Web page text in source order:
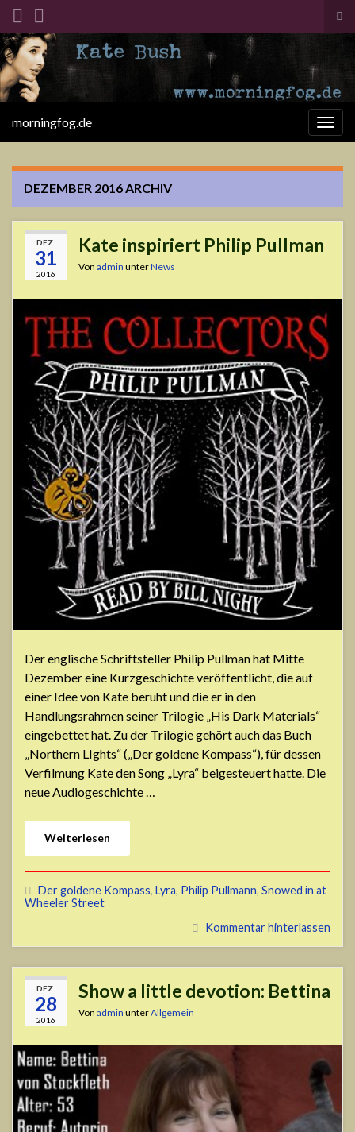
Search for:
morningfog.de
DEZEMBER 2016ARCHIV
DEZ.
31
2016
Kate inspiriert Philip Pullman
Von admin unterNews
Der englische Schriftsteller Philip Pullman hat Mitte
Dezember eine Kurzgeschichte veröffentlicht, die auf
einer Idee von Kate beruht und die er in den
Handlungsrahmen seiner Trilogie „His Dark Materials“
eingebettet hat. Zu der Trilogie gehört auch das Buch
„Northern LIghts“ („Der goldene Kompass“), für dessen
Verfilmung Kate den Song „Lyra“ beigesteuert hatte. Die
neue Audiogeschichte …
Weiterlesen
Der goldene Kompass, Lyra, Philip Pullmann, Snowed in at
Wheeler Street
Kommentar hinterlassen
DEZ.
28
2016
Show a little devotion: Bettina
Von admin unterAllgemein